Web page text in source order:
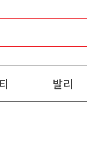
발리